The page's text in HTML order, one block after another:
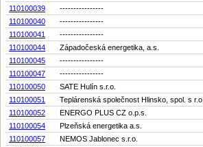
110100039
----------------
110100040
----------------
110100041
----------------
110100044
Západočeská energetika, a.s.
110100045
----------------
110100047
----------------
110100050
SATE Hulín s.r.o.
110100051
Teplárenská společnost Hlinsko, spol. s r.o.
110100052
ENERGO PLUS CZ o.p.s.
110100054
Plzeňská energetika a.s.
110100057
NEMOS Jablonec s.r.o.